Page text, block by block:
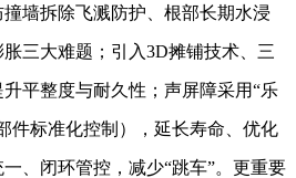
拆除飞溅防护、根部长期水浸
三大难题；引入3D摊铺技术、三
平整度与耐久性；声屏障采用“乐
件标准化控制），延长寿命、优化
、闭环管控，减少“跳车”。更重要